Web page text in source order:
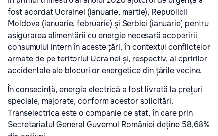
fost acordat Ucrainei (ianuarie, martie), Republicii
Moldova (ianuarie, februarie) și Serbiei (ianuarie) pentru
asigurarea alimentării cu energie necesară acoperirii
consumului intern în aceste țări, în contextul conflictelor
armate de pe teritoriul Ucrainei și, respectiv, al opririlor
accidentale ale blocurilor energetice din țările vecine.
În consecință, energia electrică a fost livrată la prețuri
speciale, majorate, conform acestor solicitări.
Transelectrica este o companie de stat, în care prin
Secretariatul General Guvernul României deține 58,68%